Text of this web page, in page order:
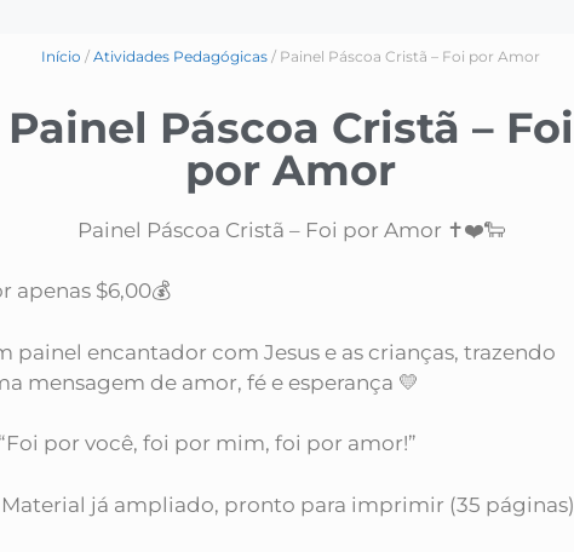
Início / Atividades Pedagógicas / Painel Páscoa Cristã – Foi por Amor
Painel Páscoa Cristã – Foi
por Amor
Painel Páscoa Cristã – Foi por Amor ✝️❤️🐑
apenas $6,00💰
painel encantador com Jesus e as crianças, trazendo
mensagem de amor, fé e esperança 💛
por você, foi por mim, foi por amor!”
já ampliado, pronto para imprimir (35 páginas)